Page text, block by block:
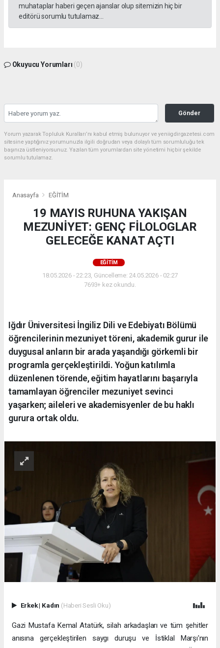
muhataplar haberi geçen ajanslar olup sitemizin hiç bir
editörü sorumlu tutulamaz...
Okuyucu Yorumları (0)
Gönder
Yorum yazarak Topluluk Kuralları’nı kabul etmiş bulunuyor ve yeniigdirgazetesi.com
sitesine yaptığınız yorumunuzla ilgili doğrudan veya dolaylı tüm sorumluluğu tek
başınıza üstleniyorsunuz. Yazılan tüm yorumlardan site yönetimi hiçbir şekilde
sorumlu tutulamaz.
Anasayfa EĞİTİM
19 MAYIS RUHUNA YAKIŞAN
MEZUNİYET: GENÇ FİLOLOGLAR
GELECEĞE KANAT AÇTI
EĞİTİM
18.05.2026 - 22:23, Güncelleme: 24.05.2026 - 02:27
7693+ kez okundu.
Iğdır Üniversitesi İngiliz Dili ve Edebiyatı Bölümü
öğrencilerinin mezuniyet töreni, akademik gurur ile
duygusal anların bir arada yaşandığı görkemli bir
programla gerçekleştirildi. Yoğun katılımla
düzenlenen törende, eğitim hayatlarını başarıyla
tamamlayan öğrenciler mezuniyet sevinci
yaşarken; aileleri ve akademisyenler de bu haklı
gurura ortak oldu.
Erkek| Kadın (Haberi Sesli Oku)
Gazi Mustafa Kemal Atatürk, silah arkadaşları ve tüm şehitler
anısına gerçekleştirilen saygı duruşu ve İstiklal Marşı'nın